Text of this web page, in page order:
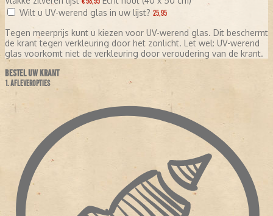
Wilt u UV-werend glas in uw lijst? 25,95
Tegen meerprijs kunt u kiezen voor UV-werend glas. Dit beschermt
de krant tegen verkleuring door het zonlicht. Let wel: UV-werend
glas voorkomt niet de verkleuring door veroudering van de krant.
BESTEL UW KRANT
1. AFLEVEROPTIES